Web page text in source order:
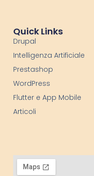
Quick Links
Drupal
Intelligenza Artificiale
Prestashop
WordPress
Flutter e App Mobile
Articoli